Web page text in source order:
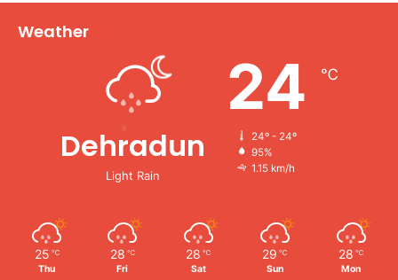
Weather
Dehradun
Light Rain
24 ℃
24º - 24º
95%
1.15 km/h
25 ℃
Thu
28 ℃
Fri
28 ℃
Sat
29 ℃
Sun
28 ℃
Mon